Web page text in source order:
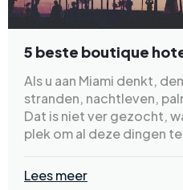
5 beste boutique
Als u aan Miami denkt,
stranden, nachtleven,
Dat is niet ver gezocht,
plek om al deze dingen
Lees meer